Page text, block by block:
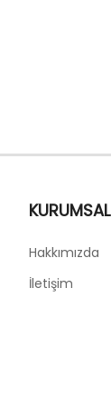
KURUMSAL
Hakkımızda
İletişim